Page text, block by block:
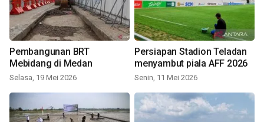
Pembangunan BRT
Mebidang di Medan
Selasa, 19 Mei 2026
Persiapan Stadion Teladan
menyambut piala AFF 2026
Senin, 11 Mei 2026